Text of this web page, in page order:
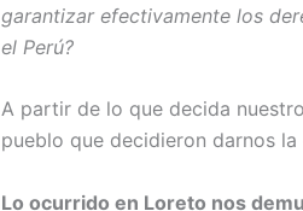
garantizar efectivamente los
el Perú?
A partir de lo que decida
pueblo que decidieron darnos
Lo ocurrido en Loreto nos